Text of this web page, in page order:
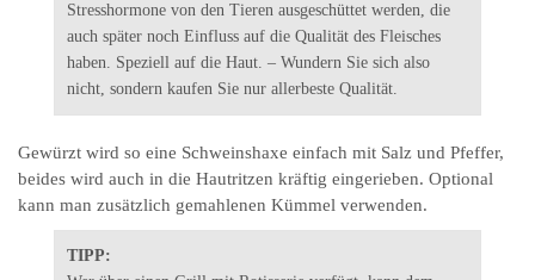
Stresshormone von den Tieren ausgeschüttet werden, die
auch später noch Einfluss auf die Qualität des Fleisches
haben. Speziell auf die Haut. – Wundern Sie sich also
nicht, sondern kaufen Sie nur allerbeste Qualität.
Gewürzt wird so eine Schweinshaxe einfach mit Salz und Pfeffer,
beides wird auch in die Hautritzen kräftig eingerieben. Optional
kann man zusätzlich gemahlenen Kümmel verwenden.
TIPP: